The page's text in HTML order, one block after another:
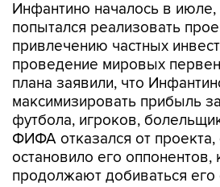
Инфантино началось в июле,
попытался реализовать
привлечению частных
проведение мировых
плана заявили, что
максимизировать прибыль
футбола, игроков,
ФИФА отказался от проекта,
остановило его оппонентов,
продолжают добиваться его